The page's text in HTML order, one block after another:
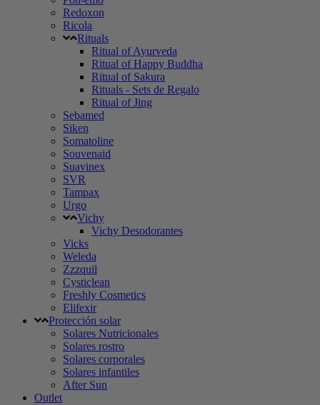
Redoxon
Ricola
Rituals
Ritual of Ayurveda
Ritual of Happy Buddha
Ritual of Sakura
Rituals - Sets de Regalo
Ritual of Jing
Sebamed
Siken
Somatoline
Souvenaid
Suavinex
SVR
Tampax
Urgo
Vichy
Vichy Desodorantes
Vicks
Weleda
Zzzquil
Cysticlean
Freshly Cosmetics
Elifexir
Protección solar
Solares Nutricionales
Solares rostro
Solares corporales
Solares infantiles
After Sun
Outlet